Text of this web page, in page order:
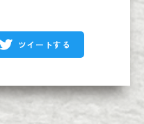
ツイートする